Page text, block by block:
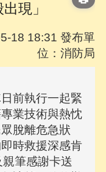
現」
18 18:31 發布單
位：消防局
前執行一起緊
業技術與熱忱
脫離危急狀
時救援深感肯
筆感謝卡送